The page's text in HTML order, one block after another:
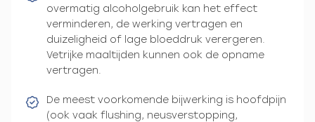
overmatig alcoholgebruik kan het effect
verminderen, de werking vertragen en
duizeligheid of lage bloeddruk verergeren.
Vetrijke maaltijden kunnen ook de opname
vertragen.
De meest voorkomende bijwerking is hoofdpijn
(ook vaak flushing, neusverstopping,